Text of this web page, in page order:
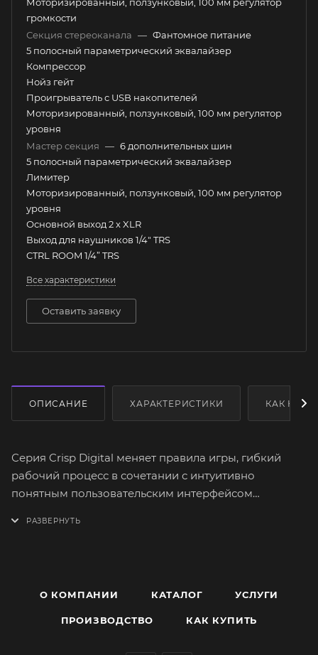
громкости
Секция стереоканала — Фантомное питание
5 полосный параметрический эквалайзер
Компрессор
Нойз гейт
Проигрыватель с USB накопителей
Моторизированный, ползунковый, 100 мм регулятор
уровня
Мастер секция — 6 дополнительных шин
5 полосный параметрический эквалайзер
Лимитер
Моторизированный, ползунковый, 100 мм регулятор
уровня
Основной выход 2 x XLR
Выход для наушников 1/4" TRS
CTRL ROOM 1/4” TRS
Все характеристики
Оставить заявку
ОПИСАНИЕ ХАРАКТЕРИСТИКИ КАК
Серия Crisp Digital меняет правила игры, гибкий
рабочий процесс в сочетании с интуитивно
понятным пользовательским интерфейсом
Серия Crisp Digital это:
О КОМПАНИИ КАТАЛОГ УСЛУГИ
ПРОИЗВОДСТВО КАК КУПИТЬ